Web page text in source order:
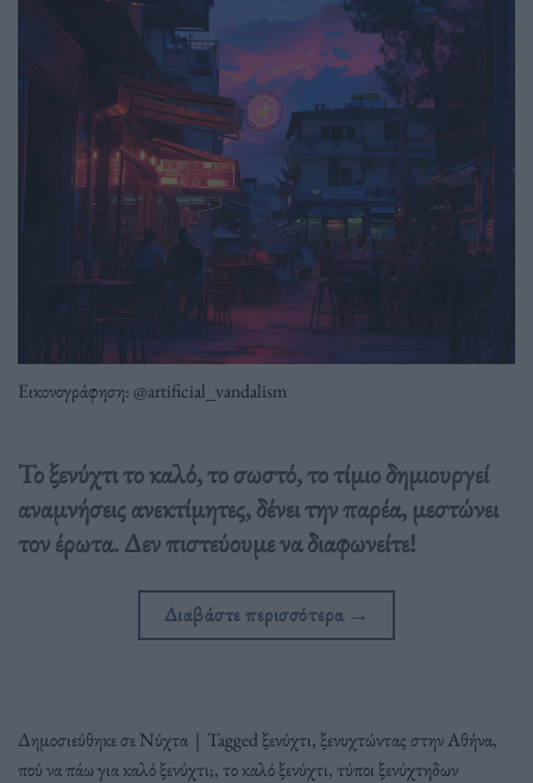
Εικονογράφηση: @artificial_vandalism
Το ξενύχτι το καλό, το σωστό, το τίμιο δημιουργεί
αναμνήσεις ανεκτίμητες, δένει την παρέα, μεστώνει
τον έρωτα. Δεν πιστεύουμε να διαφωνείτε!
Διαβάστε περισσότερα →
Δημοσιεύθηκε σεΝύχτα | Taggedξενύχτι,ξενυχτώντας στην Αθήνα,
πού να πάω για καλό ξενύχτι;,το καλό ξενύχτι,τύποι ξενύχτηδων